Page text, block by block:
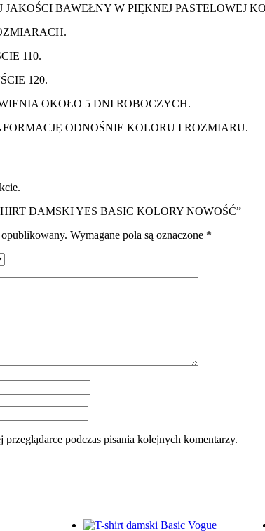
BAWEŁNY W PIĘKNEJ PASTELOWEJ
110.
120.
OKOŁO 5 DNI ROBOCZYCH.
ODNOŚNIE KOLORU I ROZMIARU.
DAMSKI YES BASIC KOLORY NOWOŚĆ”
Wymagane pola są oznaczone *
przeglądarce podczas pisania kolejnych komentarzy.